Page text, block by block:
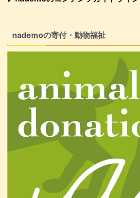
nademoの寄付・動物福祉